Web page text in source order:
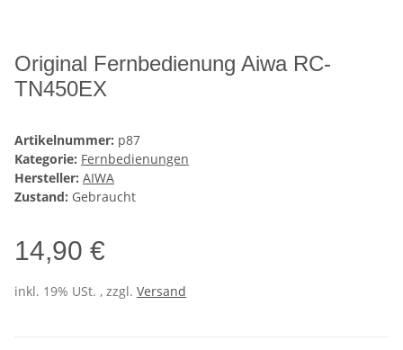
Original Fernbedienung Aiwa RC-
TN450EX
Artikelnummer: p87
Kategorie: Fernbedienungen
Hersteller: AIWA
Zustand: Gebraucht
14,90 €
inkl. 19% USt. , zzgl. Versand